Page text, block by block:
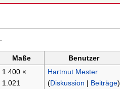
Maße Benutzer
1.400 ×
1.021
Hartmut Mester
(Diskussion | Beiträge)